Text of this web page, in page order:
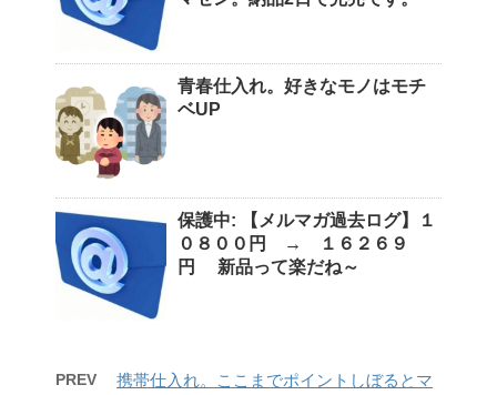
青春仕入れ。好きなモノはモチ
ベUP
保護中: 【メルマガ過去ログ】１
０８００円 → １６２６９
円 新品って楽だね～
PREV
携帯仕入れ。ここまでポイントしぼるとマ